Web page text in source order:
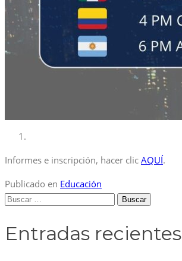
Informes e inscripción, hacer clic AQUÍ.
Publicado en Educación
Buscar:
Entradas recientes